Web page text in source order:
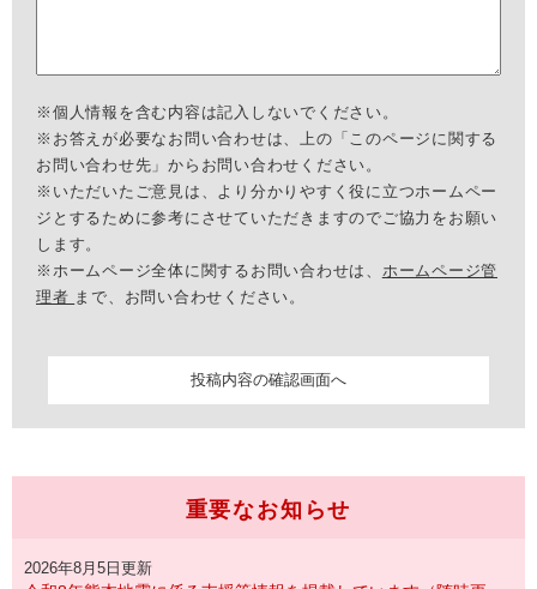
※個人情報を含む内容は記入しないでください。
※お答えが必要なお問い合わせは、上の「このページに関する
お問い合わせ先」からお問い合わせください。
※いただいたご意見は、より分かりやすく役に立つホームペー
ジとするために参考にさせていただきますのでご協力をお願い
します。
※ホームページ全体に関するお問い合わせは、 ホームページ管
理者 まで、お問い合わせください。
重要なお知らせ
2026年8月5日更新